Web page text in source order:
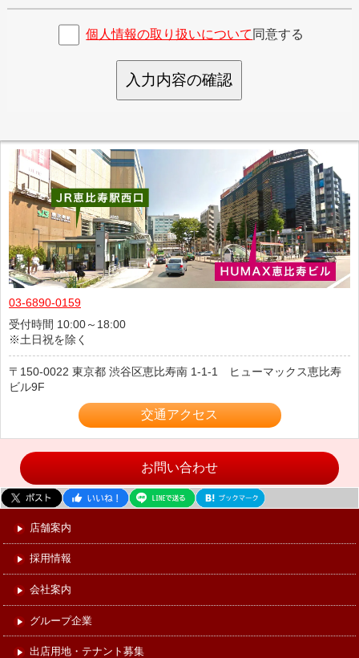
個人情報の取り扱いについて 同意する
入力内容の確認
03-6890-0159
受付時間 10:00～18:00
※土日祝を除く
150-0022 東京都 渋谷区恵比寿南 1-1-1 ヒューマックス恵比寿
ビル9F
交通アクセス
お問い合わせ
店舗案内
採用情報
会社案内
グループ企業
出店用地・テナント募集